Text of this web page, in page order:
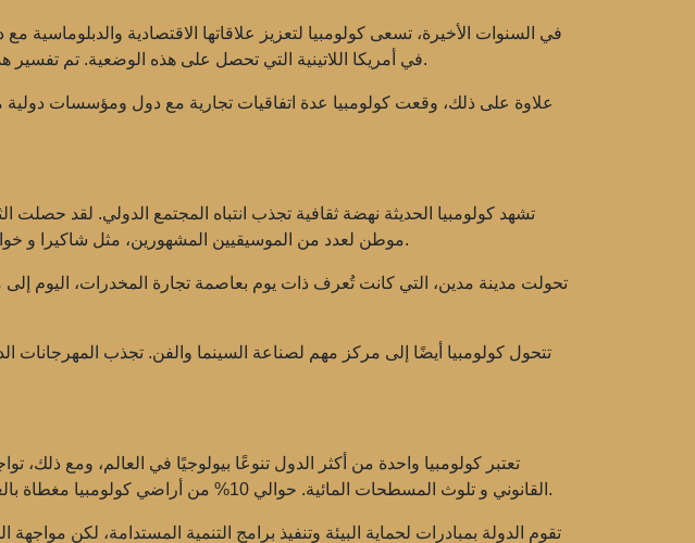
في السنوات الأخيرة، تسعى كولومبيا لتعزيز علاقاتها الاقتصادية والدبلوماسية مع دول أخرى. في عام 2020، أصبحت
في أمريكا اللاتينية التي تحصل على هذه الوضعية. تم تفسير هذه الخطوة على أنها محاولة لتعزيز دورها في مسائل الأمن العالمي ومواجهة الجريمة المنظمة.
علاوة على ذلك، وقعت كولومبيا عدة اتفاقيات تجارية مع دول ومؤسسات دولية
تشهد كولومبيا الحديثة نهضة ثقافية تجذب انتباه المجتمع الدولي. لقد
موطن لعدد من الموسيقيين المشهورين، مثل شاكيرا و ، الذين تحظى أعمالهم بشعبية ليس فقط في أمريكا اللاتينية، ولكن في جميع أنحاء العالم.
تحولت مدينة مدين، التي كانت تُعرف ذات يوم بعاصمة تجارة المخدرات، اليوم إلى
تتحول كولومبيا أيضًا إلى مركز مهم لصناعة السينما والفن. تجذب المهرجانات
تعتبر كولومبيا واحدة من أكثر الدول تنوعًا بيولوجيًا في العالم، ومع ذلك،
القانوني و تلوث المسطحات المائية . حوالي 10% من أراضي كولومبيا مغطاة بالغابات الاستوائية، التي تلعب دورًا حيويًا في دعم التنوع البيولوجي العالمي ومكافحة تغير المناخ.
تقوم الدولة بمبادرات لحماية البيئة وتنفيذ برامج التنمية المستدامة، لكن